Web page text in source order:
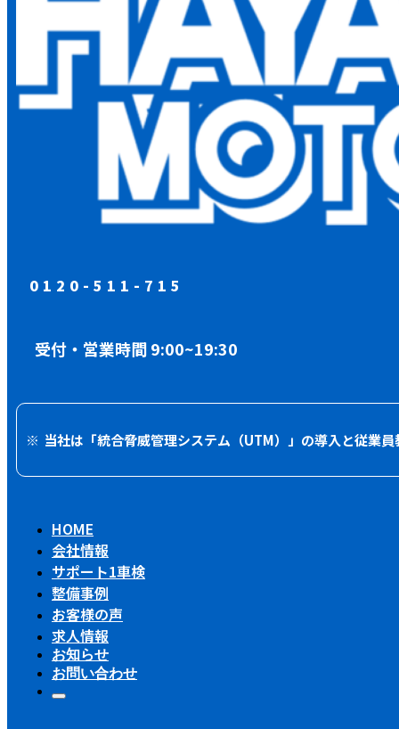
0120-511-715
受付・営業時間 9:00~19:30
※ 当社は「統合脅威管理システム（UTM）」の導入と従業
HOME
会社情報
サポート1車検
整備事例
お客様の声
求人情報
お知らせ
お問い合わせ